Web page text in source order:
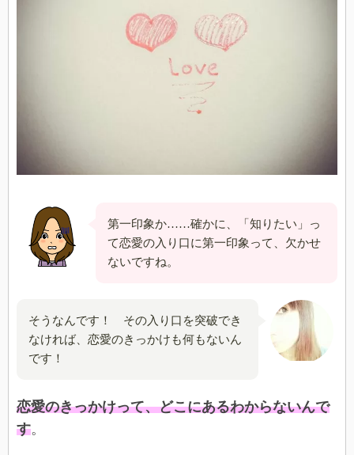
第一印象か……確かに、「知りたい」っ
て恋愛の入り口に第一印象って、欠かせ
ないですね。
そうなんです！ その入り口を突破でき
なければ、恋愛のきっかけも何もないん
です！
恋愛のきっかけって、どこにあるわからないんで
す。